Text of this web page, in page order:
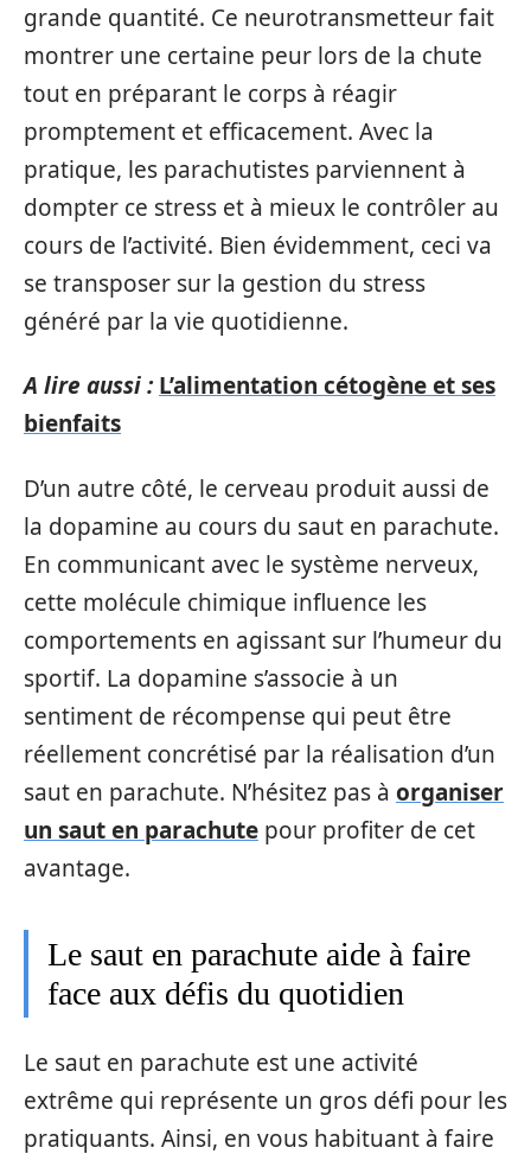
grande quantité. Ce neurotransmetteur fait
montrer une certaine peur lors de la chute
tout en préparant le corps à réagir
promptement et efficacement. Avec la
pratique, les parachutistes parviennent à
dompter ce stress et à mieux le contrôler au
cours de l’activité. Bien évidemment, ceci va
se transposer sur la gestion du stress
généré par la vie quotidienne.
A lire aussi : L’alimentation cétogène et ses
bienfaits
D’un autre côté, le cerveau produit aussi de
la dopamine au cours du saut en parachute.
En communicant avec le système nerveux,
cette molécule chimique influence les
comportements en agissant sur l’humeur du
sportif. La dopamine s’associe à un
sentiment de récompense qui peut être
réellement concrétisé par la réalisation d’un
saut en parachute. N’hésitez pas à organiser
un saut en parachute pour profiter de cet
avantage.
Le saut en parachute aide à faire
face aux défis du quotidien
Le saut en parachute est une activité
extrême qui représente un gros défi pour les
pratiquants. Ainsi, en vous habituant à faire